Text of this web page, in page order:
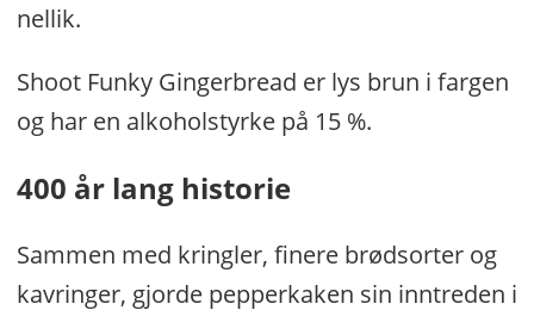
nellik.
Shoot Funky Gingerbread er lys brun i fargen
og har en alkoholstyrke på 15 %.
400 år lang historie
Sammen med kringler, finere brødsorter og
kavringer, gjorde pepperkaken sin inntreden i